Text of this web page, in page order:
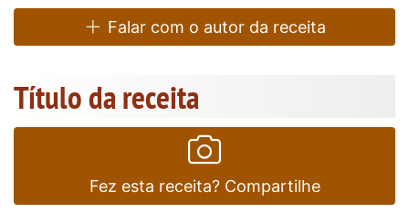
Falar com o autor da receita
Título da receita
Fez esta receita? Compartilhe